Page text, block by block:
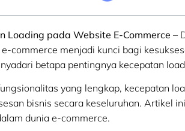
Loading pada Website E-Commerce –
commerce menjadi kunci bagi
betapa pentingnya kecepatan
yang lengkap, kecepatan
bisnis secara keseluruhan. Artikel
dunia e-commerce.